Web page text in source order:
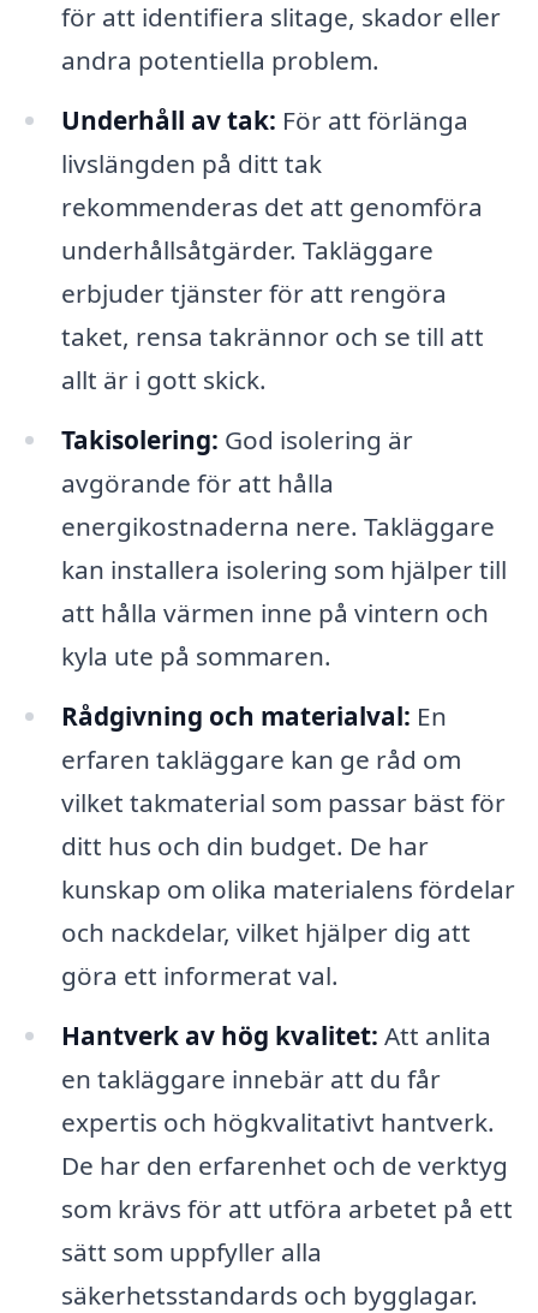
för att identifiera slitage, skador eller
andra potentiella problem.
Underhåll av tak: För att förlänga
livslängden på ditt tak
rekommenderas det att genomföra
underhållsåtgärder. Takläggare
erbjuder tjänster för att rengöra
taket, rensa takrännor och se till att
allt är i gott skick.
Takisolering: God isolering är
avgörande för att hålla
energikostnaderna nere. Takläggare
kan installera isolering som hjälper till
att hålla värmen inne på vintern och
kyla ute på sommaren.
Rådgivning och materialval: En
erfaren takläggare kan ge råd om
vilket takmaterial som passar bäst för
ditt hus och din budget. De har
kunskap om olika materialens fördelar
och nackdelar, vilket hjälper dig att
göra ett informerat val.
Hantverk av hög kvalitet: Att anlita
en takläggare innebär att du får
expertis och högkvalitativt hantverk.
De har den erfarenhet och de verktyg
som krävs för att utföra arbetet på ett
sätt som uppfyller alla
säkerhetsstandards och bygglagar.